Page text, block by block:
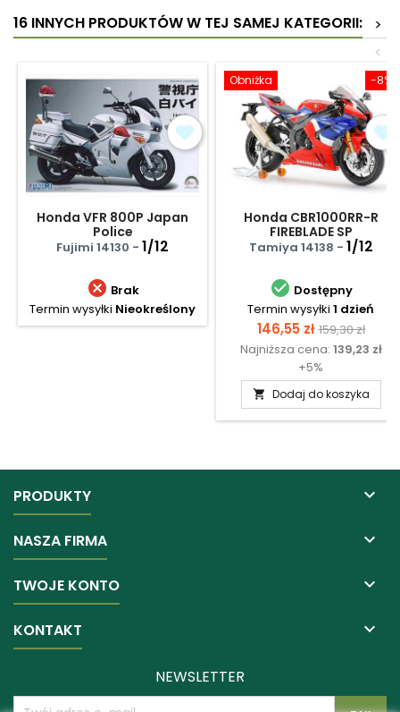
16 INNYCH PRODUKTÓW W TEJ SAMEJ KATEGORII:
>
<
Honda VFR 800P Japan
Police
Fujimi 14130 - 1/12
 Brak
Termin wysyłki Nieokreślony
-8%
Obniżka
Honda CBR1000RR-R
FIREBLADE SP
Tamiya 14138 - 1/12
 Dostępny
Termin wysyłki 1 dzień
Cena
146,55 zł Cena
159,30 zł
Najniższa cena: 139,23 zł
+5%
 Dodaj do koszyka
PRODUKTY 
NASZA FIRMA 
TWOJE KONTO 
KONTAKT 
NEWSLETTER